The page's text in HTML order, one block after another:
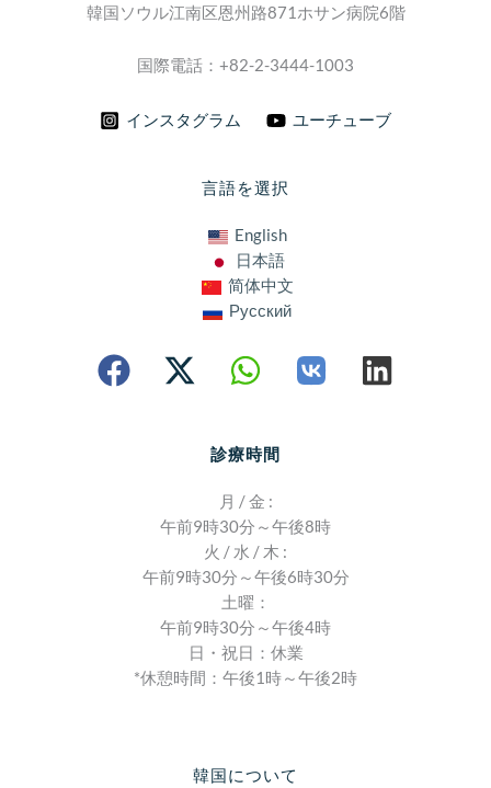
韓国ソウル江南区恩州路871ホサン病院6階
国際電話：+82-2-3444-1003
インスタグラム ユーチューブ
言語を選択
English
日本語
简体中文
Русский
診療時間
月 / 金 :
午前9時30分～午後8時
火 / 水 / 木 :
午前9時30分～午後6時30分
土曜：
午前9時30分～午後4時
日・祝日：休業
*休憩時間：午後1時～午後2時
韓国について